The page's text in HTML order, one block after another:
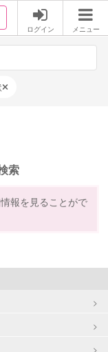
ログイン メニュー
索
報を見ることがで